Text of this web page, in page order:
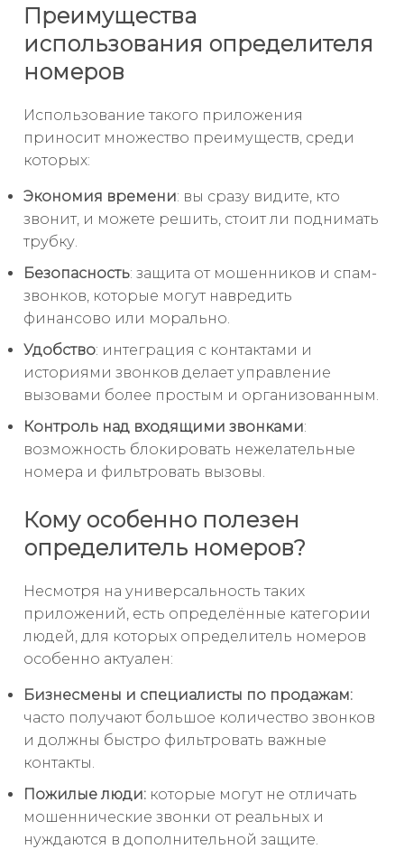
Преимущества
использования определителя
номеров
Использование такого приложения
приносит множество преимуществ, среди
которых:
Экономия времени: вы сразу видите, кто
звонит, и можете решить, стоит ли поднимать
трубку.
Безопасность: защита от мошенников и спам-
звонков, которые могут навредить
финансово или морально.
Удобство: интеграция с контактами и
историями звонков делает управление
вызовами более простым и организованным.
Контроль над входящими звонками:
возможность блокировать нежелательные
номера и фильтровать вызовы.
Кому особенно полезен
определитель номеров?
Несмотря на универсальность таких
приложений, есть определённые категории
людей, для которых определитель номеров
особенно актуален:
Бизнесмены и специалисты по продажам:
часто получают большое количество звонков
и должны быстро фильтровать важные
контакты.
Пожилые люди: которые могут не отличать
мошеннические звонки от реальных и
нуждаются в дополнительной защите.